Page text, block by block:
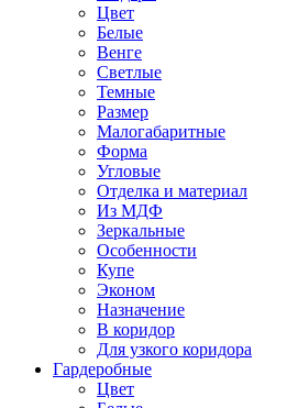
Цвет
Белые
Венге
Светлые
Темные
Размер
Малогабаритные
Форма
Угловые
Отделка и материал
Из МДФ
Зеркальные
Особенности
Купе
Эконом
Назначение
В коридор
Для узкого коридора
Гардеробные
Цвет